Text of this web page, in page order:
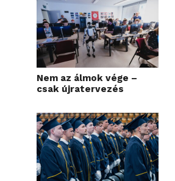
Nem az álmok vége –
csak újratervezés